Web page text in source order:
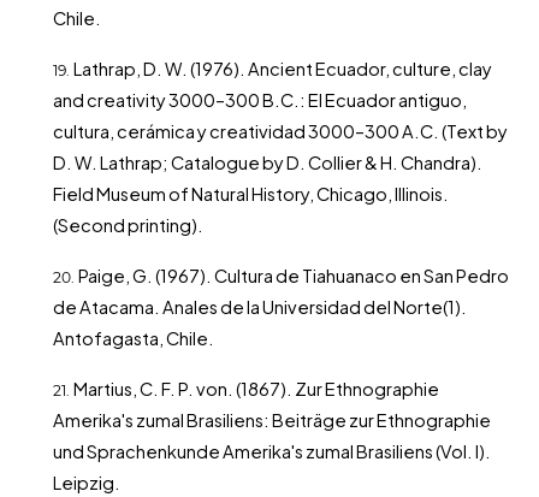
Chile.
Lathrap, D. W. (1976). Ancient Ecuador, culture, clay
and creativity 3000–300 B.C.: El Ecuador antiguo,
cultura, cerámica y creatividad 3000–300 A.C. (Text by
D. W. Lathrap; Catalogue by D. Collier & H. Chandra).
Field Museum of Natural History, Chicago, Illinois.
(Second printing).
Paige, G. (1967). Cultura de Tiahuanaco en San Pedro
de Atacama. Anales de la Universidad del Norte(1).
Antofagasta, Chile.
Martius, C. F. P. von. (1867). Zur Ethnographie
Amerika's zumal Brasiliens: Beiträge zur Ethnographie
und Sprachenkunde Amerika's zumal Brasiliens (Vol. I).
Leipzig.